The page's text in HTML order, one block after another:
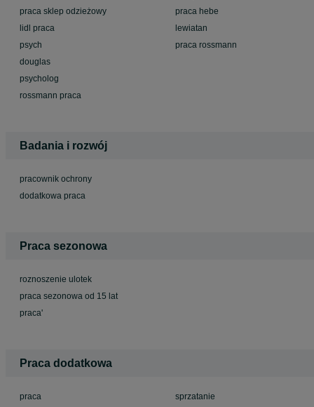
praca sklep odzieżowy
lidl praca
psych
douglas
psycholog
rossmann praca
praca hebe
lewiatan
praca rossmann
Badania i rozwój
pracownik ochrony
dodatkowa praca
Praca sezonowa
roznoszenie ulotek
praca sezonowa od 15 lat
praca'
Praca dodatkowa
praca
sprzatanie